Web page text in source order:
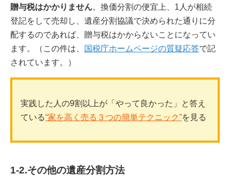
贈与税はかかりません。換価分割の便宜上、1人が相続
登記をして売却し、遺産分割協議で決められた通りに分
配するのであれば、贈与税はかからないことになってい
ます。（この件は、
国税庁ホームページの質疑応答で記
されています。）
実践した人の9割以上が「やって良かった」と答え
ている“家を高く売る３つの簡単テクニック”を見る
1-2.その他の遺産分割方法